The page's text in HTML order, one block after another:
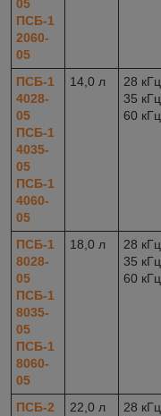
05
ПСБ-1
2060-
05
ПСБ-1
4028-
05
ПСБ-1
4035-
05
ПСБ-1
4060-
05
14,0 л
28 кГц
35 кГц
60 кГц
ПСБ-1
8028-
05
ПСБ-1
8035-
05
ПСБ-1
8060-
05
18,0 л
28 кГц
35 кГц
60 кГц
ПСБ-2
22,0 л
28 кГц